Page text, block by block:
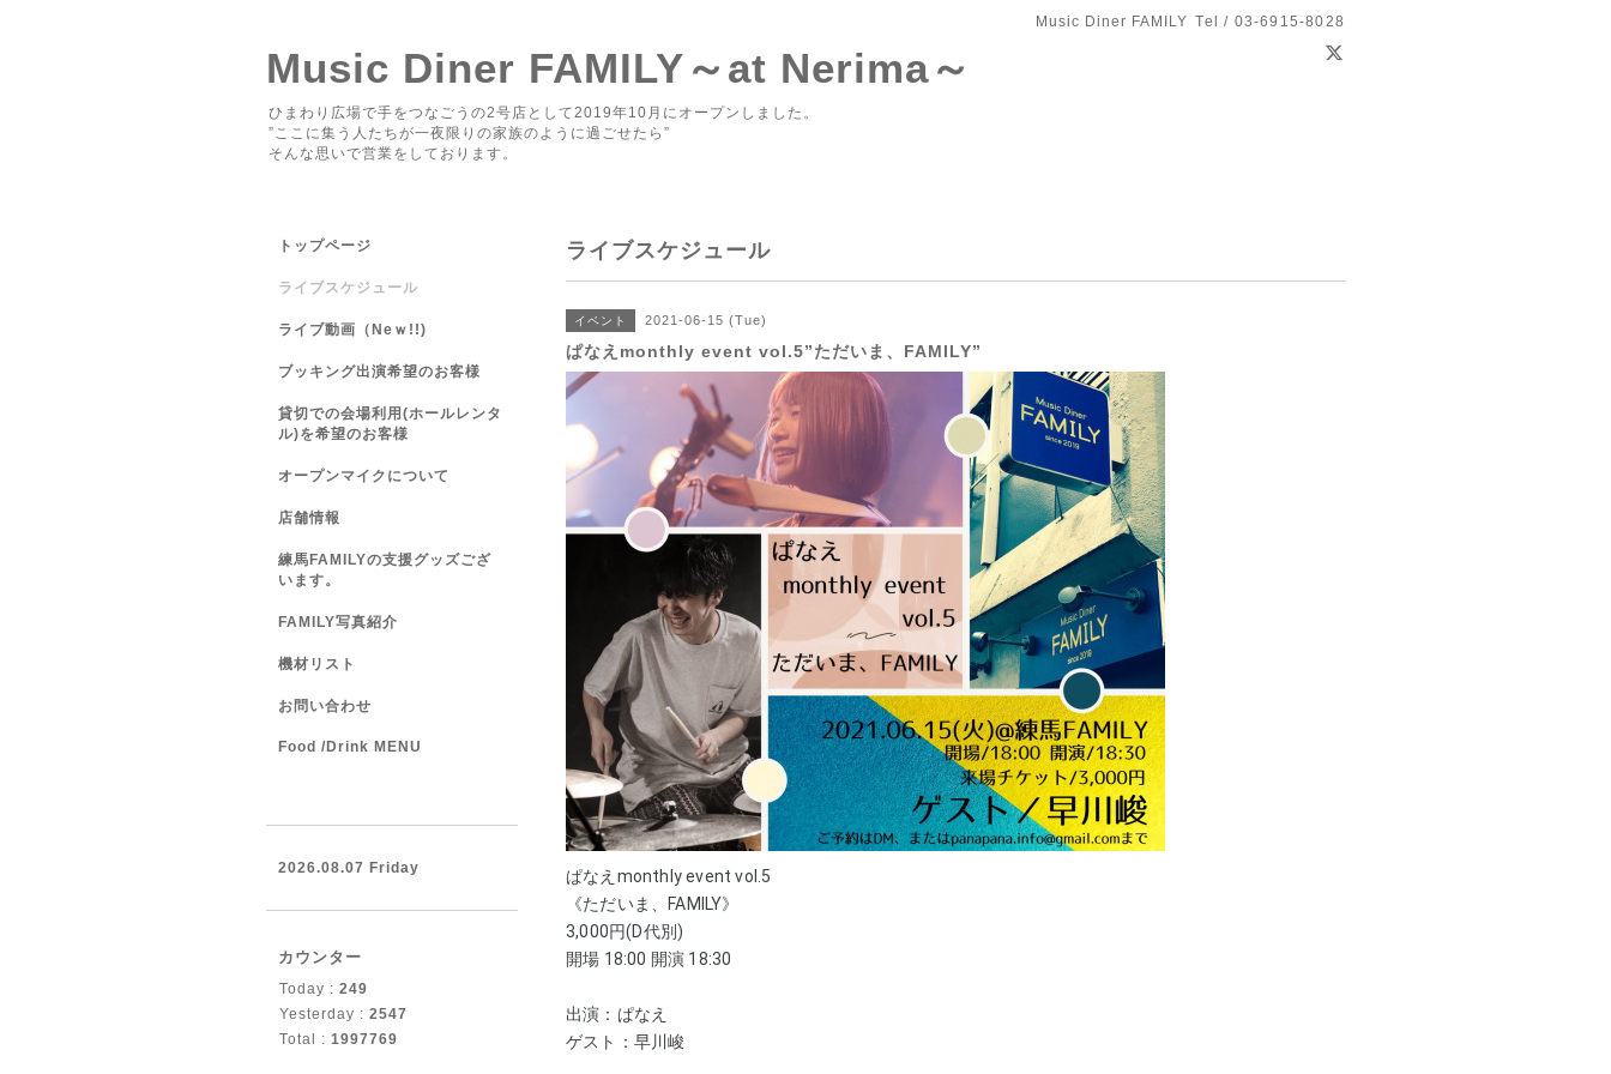
Music Diner FAMILY Tel / 03-6915-8028
Music Diner FAMILY～at Nerima～
ひまわり広場で手をつなごうの2号店として2019年10月にオープンしました。
”ここに集う人たちが一夜限りの家族のように過ごせたら”
そんな思いで営業をしております。
ライブスケジュール
イベント 2021-06-15 (Tue)
ぱなえmonthly event vol.5”ただいま、FAMILY”
ぱなえmonthly event vol.5
《ただいま、FAMILY》
3,000円(D代別)
開場 18:00 開演 18:30
出演：ぱなえ
ゲスト：早川峻
トップページ
ライブスケジュール
ライブ動画（Neｗ!!)
ブッキング出演希望のお客様
貸切での会場利用(ホールレンタ
ル)を希望のお客様
オープンマイクについて
店舗情報
練馬FAMILYの支援グッズござ
います。
FAMILY写真紹介
機材リスト
お問い合わせ
Food /Drink MENU
2026.08.07 Friday
カウンター
Today : 249
Yesterday : 2547
Total : 1997769